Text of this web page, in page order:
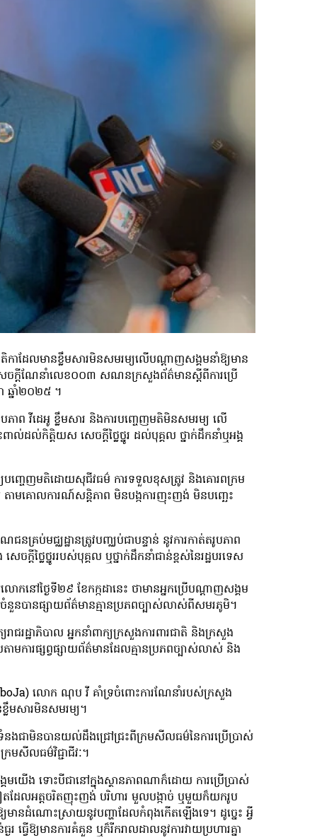
ាដែលមានខ្លឹមសារមិនសមរម្យលើបណ្តាញសង្គមនាំឱ្យមាន
សេចក្តីណែនាំលេខ០០៣ សណនក្រសួងព័ត៌មានស្តីពីការប្រើ
ឆ្នាំ២០២៥ ។
ភាព វីដេអូ ខ្លឹមសារ និងការបញ្ចេញមតិមិនសមរម្យ លើ
ល់ដល់កិត្តិយស សេចក្តីថ្លៃថ្នូរ ដល់បុគ្គល ថ្នាក់ដឹកនាំឬអង្គ
យបញ្ចេញ​មតិ​ដោយសុជីវធម៌ ការទទួលខុសត្រូវ និងគោរពក្រម
ាមគោលការណ៍សន្តិភាព មិនបង្កការញុះញង់ មិនបញ្ឆេះ
នគ្រប់មជ្ឈដ្ឋានត្រូវបញ្ឈប់ជាបន្ទាន់ នូវការកាត់តរូបភាព
ថ្លៃថ្នូររបស់បុគ្គល ឬថ្នាក់ដឹកនាំជាន់ខ្ពស់នៃរដ្ឋបរទេស
កនៅថ្ងៃទី២៩ ខែកក្កដានេះ ថាមានអ្នកប្រើបណ្តាញសង្គម
បានផ្សាយព័ត៌មានគ្មានប្រភពច្បាស់លាស់ពីសមរភូមិ។
ាជរដ្ឋាភិបាល អ្នកនាំពាក្យក្រសួងការពារជាតិ និងក្រសួង
ាមការផ្សព្វផ្សាយព័ត៌មានដែលគ្មានប្រភពច្បាស់លាស់ និង
លោក ណុប វី គាំទ្រចំពោះការណែនាំរបស់ក្រសួង
លឹមសារមិនសមរម្យ។
ជាមិនបានយល់ដឹងជ្រៅជ្រះពីក្រមសីលធម៌នៃការប្រើប្រាស់
មសីលធម៌វិជ្ជាជីវៈ។
មយើង ទោះបីជានៅក្នុងស្ថានភាពណាក៏ដោយ ការប្រើប្រាស់
ទៀតដែលអត្តចរិតញុះញង់ បរិហារ មួលបង្កាច់ ឬមួយក៏យករូប
ើឱ្យមានដំណោះស្រាយនូវបញ្ហាដែលកំពុងកើតឡើងទេ។ ដូច្នេះ អ្វី
រ ធ្វើឱ្យមានការគំគួន ឬក៏រីករាលដាលនូវការវាយប្រហារគ្នា